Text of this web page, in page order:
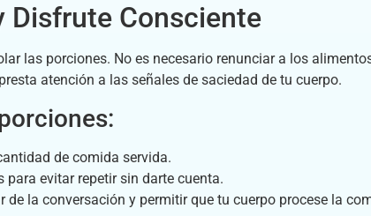
Disfrute Consciente
las porciones. No es necesario renunciar a los
atención a las señales de saciedad de tu cuerpo.
de comida servida.
evitar repetir sin darte cuenta.
la conversación y permitir que tu cuerpo procese la